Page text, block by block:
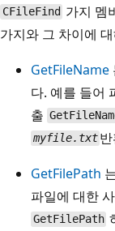
CFileFind 가지 멤
가지와 그 차이에
GetFileName
다. 예를 들어
출
myfile.txt
GetFilePath
파일에 대한
GetFilePath